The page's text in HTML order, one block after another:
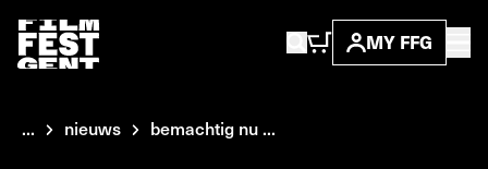
MY FFG
... nieuws bemachtig nu ...